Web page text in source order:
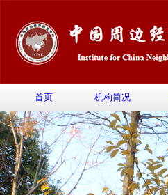
首页 机构简况